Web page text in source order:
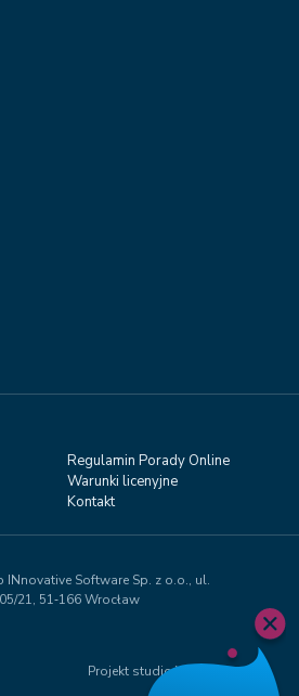
Regulamin Porady Online
Warunki licenyjne
Kontakt
Software Sp. z o.o., ul.
21, 51‑166 Wrocław
Projekt studio Visual71.com